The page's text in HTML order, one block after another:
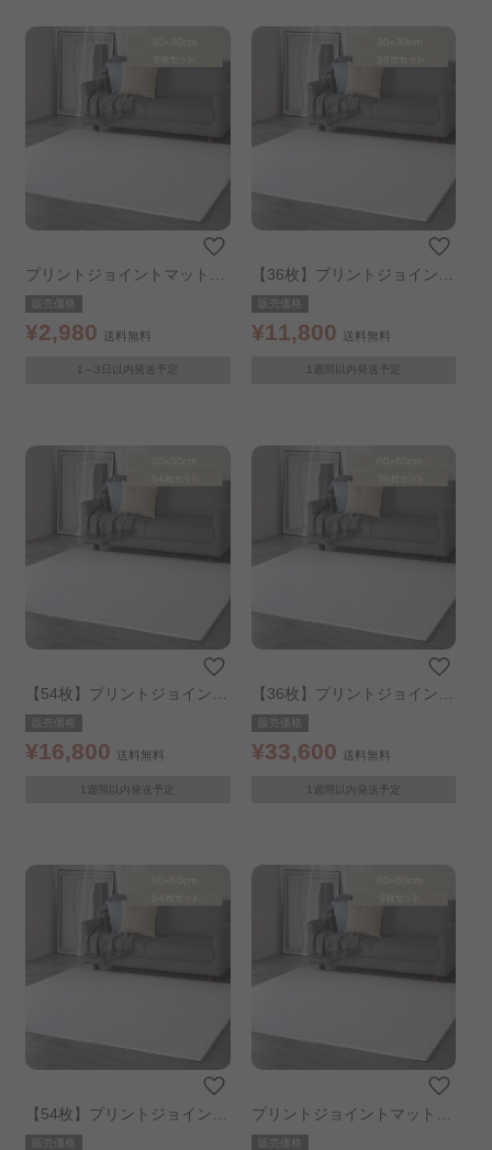
プリントジョイントマット30
cm 9枚 大理石
販売価格
¥2,980 送料無料
1～3日以内発送予定
【36枚】プリントジョイント
販売価格
¥11,800 送料無料
1週間以内発送予定
【54枚】プリントジョイント
販売価格
¥16,800 送料無料
1週間以内発送予定
【36枚】プリントジョイント
販売価格
¥33,600 送料無料
1週間以内発送予定
【54枚】プリントジョイント
販売価格
プリントジョイントマット60
cm 9枚 大理石
販売価格